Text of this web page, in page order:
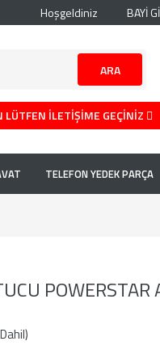
Hoşgeldiniz BAYİ
ARA
LÜTFEN İLETİŞİME GEÇİNİZ
TELEFON YEDEK PARÇA